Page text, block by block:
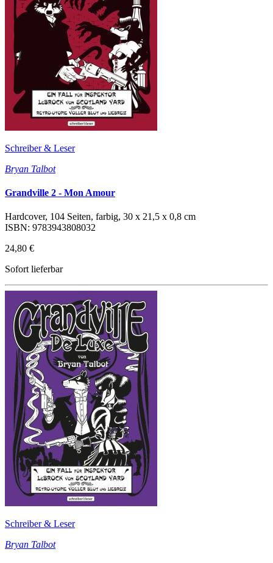
Schreiber & Leser
Bryan Talbot
Grandville 2 - Mon Amour
Hardcover, 104 Seiten, farbig, 30 x 21,5 x 0,8 cm
ISBN: 9783943808032
24,80 €
Sofort lieferbar
Schreiber & Leser
Bryan Talbot